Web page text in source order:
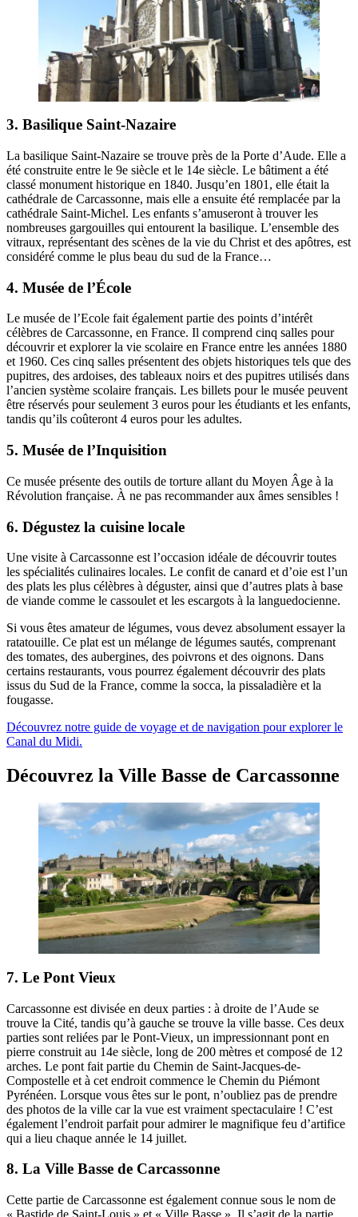
3. Basilique Saint-Nazaire
La basilique Saint-Nazaire se trouve près de la Porte d’Aude. Elle a
été construite entre le 9e siècle et le 14e siècle. Le bâtiment a été
classé monument historique en 1840. Jusqu’en 1801, elle était la
cathédrale de Carcassonne, mais elle a ensuite été remplacée par la
cathédrale Saint-Michel. Les enfants s’amuseront à trouver les
nombreuses gargouilles qui entourent la basilique. L’ensemble des
vitraux, représentant des scènes de la vie du Christ et des apôtres, est
considéré comme le plus beau du sud de la France…
4. Musée de l’École
Le musée de l’Ecole fait également partie des points d’intérêt
célèbres de Carcassonne, en France. Il comprend cinq salles pour
découvrir et explorer la vie scolaire en France entre les années 1880
et 1960. Ces cinq salles présentent des objets historiques tels que des
pupitres, des ardoises, des tableaux noirs et des pupitres utilisés dans
l’ancien système scolaire français. Les billets pour le musée peuvent
être réservés pour seulement 3 euros pour les étudiants et les enfants,
tandis qu’ils coûteront 4 euros pour les adultes.
5. Musée de l’Inquisition
Ce musée présente des outils de torture allant du Moyen Âge à la
Révolution française. À ne pas recommander aux âmes sensibles !
6. Dégustez la cuisine locale
Une visite à Carcassonne est l’occasion idéale de découvrir toutes
les spécialités culinaires locales. Le confit de canard et d’oie est l’un
des plats les plus célèbres à déguster, ainsi que d’autres plats à base
de viande comme le cassoulet et les escargots à la languedocienne.
Si vous êtes amateur de légumes, vous devez absolument essayer la
ratatouille. Ce plat est un mélange de légumes sautés, comprenant
des tomates, des aubergines, des poivrons et des oignons. Dans
certains restaurants, vous pourrez également découvrir des plats
issus du Sud de la France, comme la socca, la pissaladière et la
fougasse.
Découvrez notre guide de voyage et de navigation pour explorer le
Canal du Midi.
Découvrez la Ville Basse de Carcassonne
7. Le Pont Vieux
Carcassonne est divisée en deux parties : à droite de l’Aude se
trouve la Cité, tandis qu’à gauche se trouve la ville basse. Ces deux
parties sont reliées par le Pont-Vieux, un impressionnant pont en
pierre construit au 14e siècle, long de 200 mètres et composé de 12
arches. Le pont fait partie du Chemin de Saint-Jacques-de-
Compostelle et à cet endroit commence le Chemin du Piémont
Pyrénéen. Lorsque vous êtes sur le pont, n’oubliez pas de prendre
des photos de la ville car la vue est vraiment spectaculaire ! C’est
également l’endroit parfait pour admirer le magnifique feu d’artifice
qui a lieu chaque année le 14 juillet.
8. La Ville Basse de Carcassonne
Cette partie de Carcassonne est également connue sous le nom de
« Bastide de Saint-Louis » et « Ville Basse ». Il s’agit de la partie